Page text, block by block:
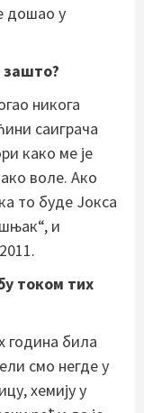
дошао у
зашто?
никога
саиграча
како ме је
воле. Ако
то буде Јокса
и
током тих
година била
смо негде у
хемију у